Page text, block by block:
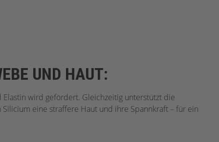
UND HAUT:
Elastin wird gefördert. Gleichzeitig unterstützt die
Silicium eine straffere Haut und ihre Spannkraft – für ein